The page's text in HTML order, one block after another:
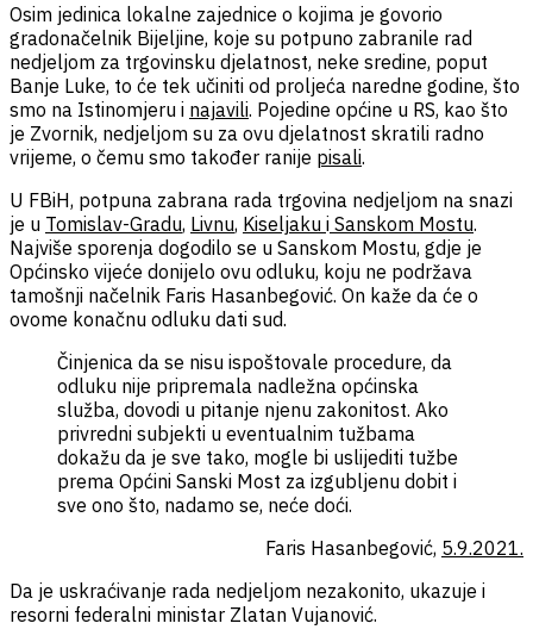
Osim jedinica lokalne zajednice o kojima je govorio
gradonačelnik Bijeljine, koje su potpuno zabranile rad
nedjeljom za trgovinsku djelatnost, neke sredine, poput
Banje Luke, to će tek učiniti od proljeća naredne godine, što
smo na Istinomjeru i najavili. Pojedine općine u RS, kao što
je Zvornik, nedjeljom su za ovu djelatnost skratili radno
vrijeme, o čemu smo također ranije pisali.
U FBiH, potpuna zabrana rada trgovina nedjeljom na snazi
je u Tomislav-Gradu, Livnu, Kiseljaku i Sanskom Mostu.
Najviše sporenja dogodilo se u Sanskom Mostu, gdje je
Općinsko vijeće donijelo ovu odluku, koju ne podržava
tamošnji načelnik Faris Hasanbegović. On kaže da će o
ovome konačnu odluku dati sud.
Činjenica da se nisu ispoštovale procedure, da
odluku nije pripremala nadležna općinska
služba, dovodi u pitanje njenu zakonitost. Ako
privredni subjekti u eventualnim tužbama
dokažu da je sve tako, mogle bi uslijediti tužbe
prema Općini Sanski Most za izgubljenu dobit i
sve ono što, nadamo se, neće doći.
Faris Hasanbegović, 5.9.2021.
Da je uskraćivanje rada nedjeljom nezakonito, ukazuje i
resorni federalni ministar Zlatan Vujanović.